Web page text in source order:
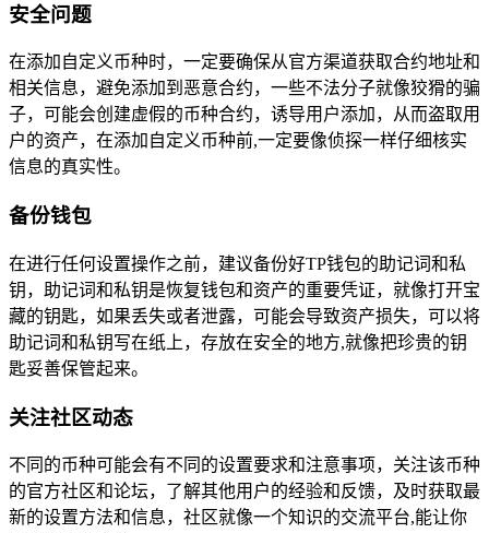
安全问题
在添加自定义币种时，一定要确保从官方渠道获取合约地址和
相关信息，避免添加到恶意合约，一些不法分子就像狡猾的骗
子，可能会创建虚假的币种合约，诱导用户添加，从而盗取用
户的资产，在添加自定义币种前,一定要像侦探一样仔细核实
信息的真实性。
备份钱包
在进行任何设置操作之前，建议备份好TP钱包的助记词和私
钥，助记词和私钥是恢复钱包和资产的重要凭证，就像打开宝
藏的钥匙，如果丢失或者泄露，可能会导致资产损失，可以将
助记词和私钥写在纸上，存放在安全的地方,就像把珍贵的钥
匙妥善保管起来。
关注社区动态
不同的币种可能会有不同的设置要求和注意事项，关注该币种
的官方社区和论坛，了解其他用户的经验和反馈，及时获取最
新的设置方法和信息，社区就像一个知识的交流平台,能让你